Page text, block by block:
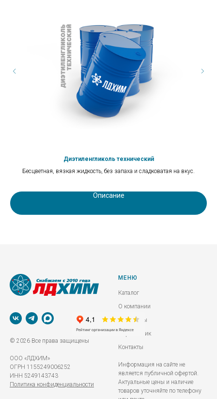
Диэтиленгликоль технический
Бесцветная, вязкая жидкость, без запаха и сладковатая на вкус.
Описание
© 2026 Все права защищены
ООО «ЛДХИМ»
ОГРН 1155249006252
ИНН 5249143743
Политика конфиденциальности
МЕНЮ
Каталог
О компании
Реквизиты
Справочник
Контакты
Информация на сайте не
является публичной офертой.
Актуальные цены и наличие
товаров уточняйте по телефону